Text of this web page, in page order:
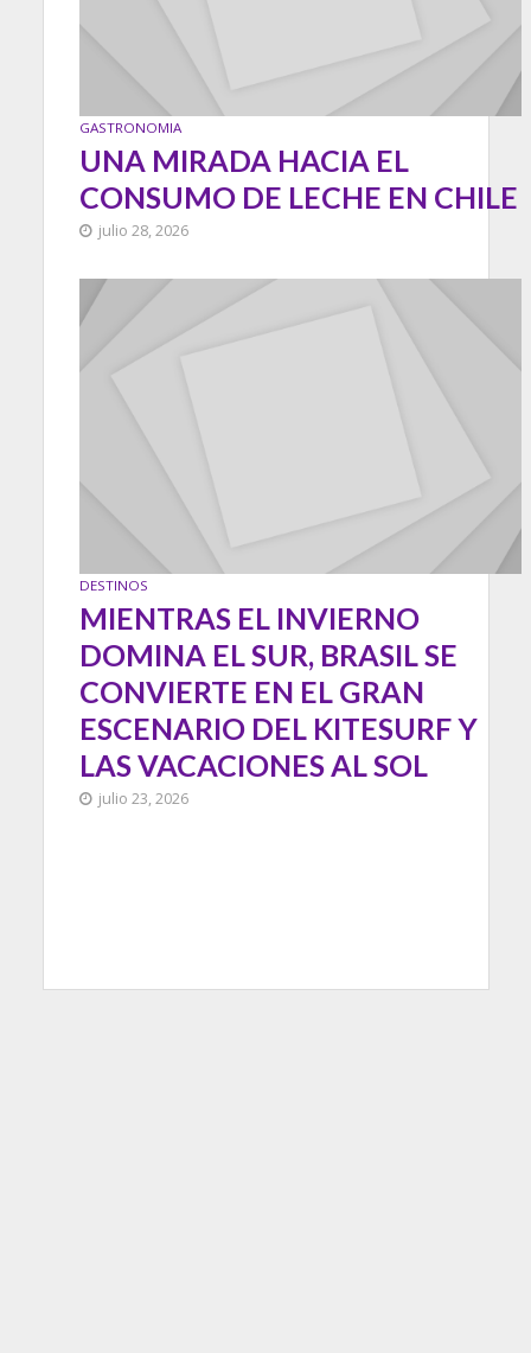
GASTRONOMIA
UNA MIRADA HACIA EL
CONSUMO DE LECHE EN CHILE
julio 28, 2026
DESTINOS
MIENTRAS EL INVIERNO
DOMINA EL SUR, BRASIL SE
CONVIERTE EN EL GRAN
ESCENARIO DEL KITESURF Y
LAS VACACIONES AL SOL
julio 23, 2026